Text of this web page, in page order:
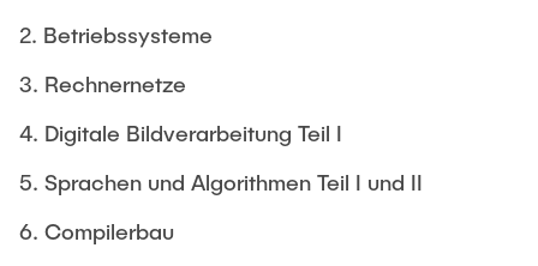
2. Betriebssysteme
3. Rechnernetze
4. Digitale Bildverarbeitung Teil I
5. Sprachen und Algorithmen Teil I und II
6. Compilerbau